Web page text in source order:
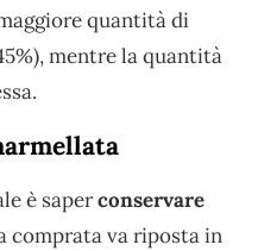
quantità di
mentre la quantità
è saperconservare
comprata va riposta in